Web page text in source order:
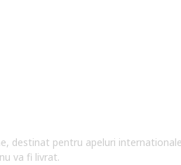
pe acest site, sunt de
destinat pentru apeluri
va fi livrat.